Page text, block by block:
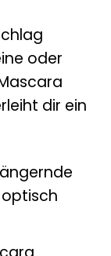
oder
dir ein